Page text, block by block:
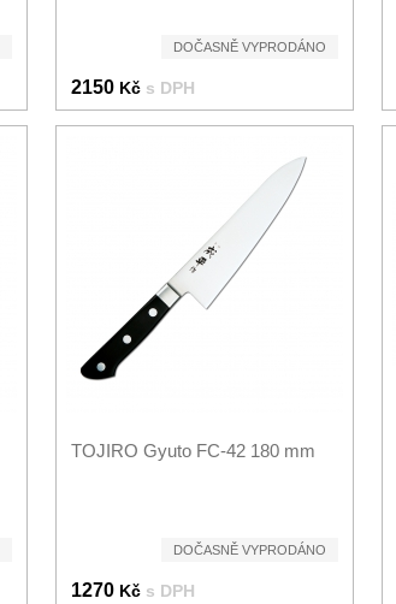
DOČASNĚ VYPRODÁNO
2150 Kč s DPH
TOJIRO Gyuto FC-42 180 mm
DOČASNĚ VYPRODÁNO
1270 Kč s DPH